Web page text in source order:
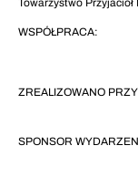
Towarzystwo
WSPÓŁPRACA:
ZREALIZOWANO
SPONSOR